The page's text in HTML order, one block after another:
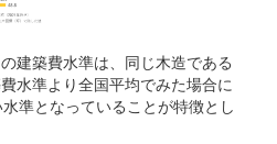
建築費水準は、同じ木造である
水準より全国平均でみた場合に
準となっていることが特徴とし